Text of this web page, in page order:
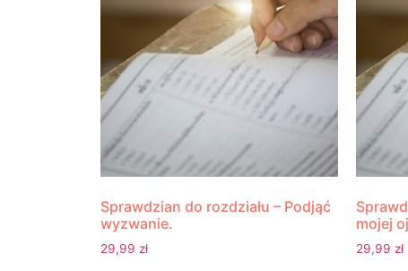
Sprawdzian do rozdziału – Podjąć
wyzwanie.
29,99 zł
mojej
29,99 zł